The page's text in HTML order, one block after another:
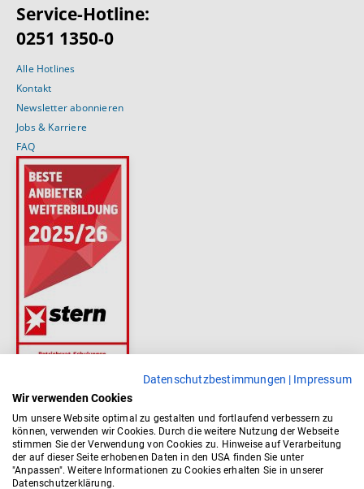
Datenschutzbestimmungen | Impressum
Wir verwenden Cookies
Um unsere Website optimal zu gestalten und fortlaufend verbessern zu
können, verwenden wir Cookies. Durch die weitere Nutzung der Webseite
stimmen Sie der Verwendung von Cookies zu. Hinweise auf Verarbeitung
der auf dieser Seite erhobenen Daten in den USA finden Sie unter
"Anpassen". Weitere Informationen zu Cookies erhalten Sie in unserer
Datenschutzerklärung.
Service-Hotline:
0251 1350-0
Alle Hotlines
Kontakt
Newsletter abonnieren
Jobs & Karriere
FAQ